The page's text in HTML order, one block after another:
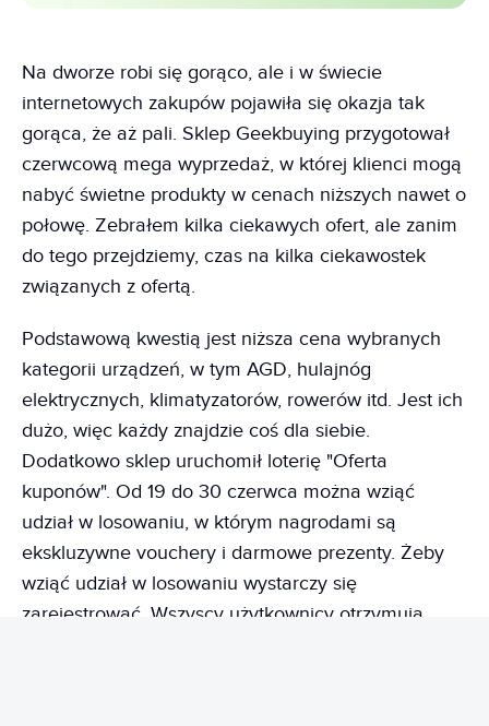
Na dworze robi się gorąco, ale i w świecie
internetowych zakupów pojawiła się okazja tak
gorąca, że aż pali. Sklep Geekbuying przygotował
czerwcową mega wyprzedaż, w której klienci mogą
nabyć świetne produkty w cenach niższych nawet o
połowę. Zebrałem kilka ciekawych ofert, ale zanim
do tego przejdziemy, czas na kilka ciekawostek
związanych z ofertą.
Podstawową kwestią jest niższa cena wybranych
kategorii urządzeń, w tym AGD, hulajnóg
elektrycznych, klimatyzatorów, rowerów itd. Jest ich
dużo, więc każdy znajdzie coś dla siebie.
Dodatkowo sklep uruchomił loterię "Oferta
kuponów". Od 19 do 30 czerwca można wziąć
udział w losowaniu, w którym nagrodami są
ekskluzywne vouchery i darmowe prezenty. Żeby
wziąć udział w losowaniu wystarczy się
zarejestrować. Wszyscy użytkownicy otrzymują